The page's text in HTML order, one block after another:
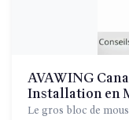
AVAWING
Installation en
Le gros bloc de